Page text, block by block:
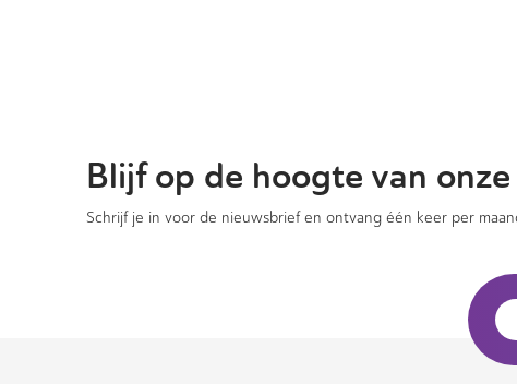
Blijf op de hoogte van
Schrijf je in voor de nieuwsbrief en ontvang één keer per